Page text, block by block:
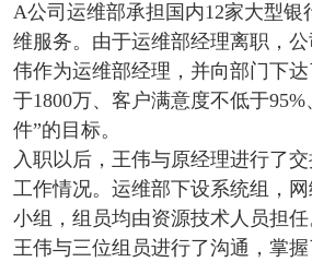
A公司运维部承担国内12家大型银
维服务。由于运维部经理离职，
伟作为运维部经理，并向部门下
于1800万、客户满意度不低于
件”的目标。
入职以后，王伟与原经理进行了
工作情况。运维部下设系统组，
小组，组员均由资源技术人员担任
王伟与三位组员进行了沟通，掌